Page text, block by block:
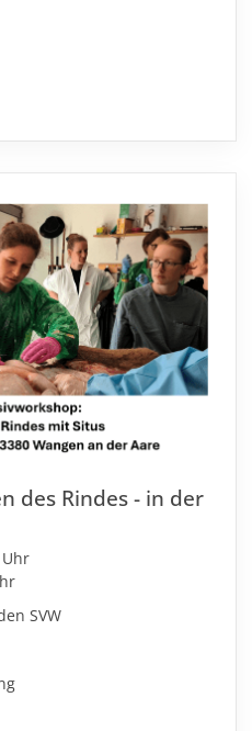
des Rindes - in der
Uhr
SVW